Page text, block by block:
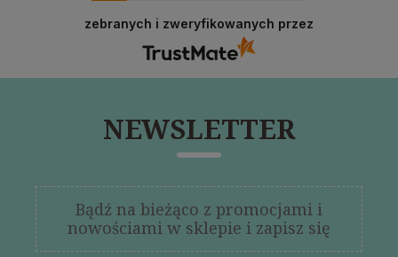
zebranych i zweryfikowanych przez
NEWSLETTER
Bądź na bieżąco z promocjami i
nowościami w sklepie i zapisz się